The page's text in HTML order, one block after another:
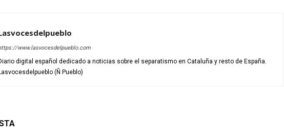
www.lasvocesdelpueblo.com
digital español dedicado a noticias sobre el separatismo en Cataluña y resto de España.
(Ñ Pueblo)